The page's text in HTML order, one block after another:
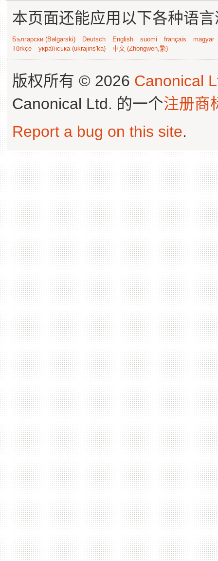
本页面还能应用以下各种语
Български (Bəlgarski) Deutsch English suomi français
magyar
Türkçe
українська (ukrajins'ka) 中文 (Zhongwen,繁)
版权所有 © 2026 Canonical
Canonical Ltd. 的一个注册商
Report a bug on this site.